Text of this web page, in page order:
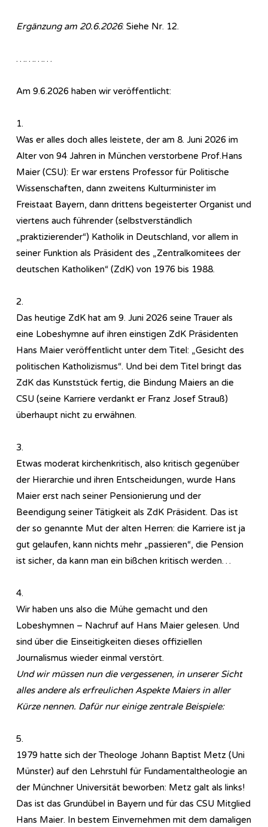
Ergänzung am 20.6.2026: Siehe Nr. 12.
…………
Am 9.6.2026 haben wir veröffentlicht:
1.
Was er alles doch alles leistete, der am 8. Juni 2026 im
Alter von 94 Jahren in München verstorbene Prof.Hans
Maier (CSU): Er war erstens Professor für Politische
Wissenschaften, dann zweitens Kulturminister im
Freistaat Bayern, dann drittens begeisterter Organist und
viertens auch führender (selbstverständlich
„praktizierender“) Katholik in Deutschland, vor allem in
seiner Funktion als Präsident des „Zentralkomitees der
deutschen Katholiken“ (ZdK) von 1976 bis 1988.
2.
Das heutige ZdK hat am 9. Juni 2026 seine Trauer als
eine Lobeshymne auf ihren einstigen ZdK Präsidenten
Hans Maier veröffentlicht unter dem Titel: „Gesicht des
politischen Katholizismus“. Und bei dem Titel bringt das
ZdK das Kunststück fertig, die Bindung Maiers an die
CSU (seine Karriere verdankt er Franz Josef Strauß)
überhaupt nicht zu erwähnen.
3.
Etwas moderat kirchenkritisch, also kritisch gegenüber
der Hierarchie und ihren Entscheidungen, wurde Hans
Maier erst nach seiner Pensionierung und der
Beendigung seiner Tätigkeit als ZdK Präsident. Das ist
der so genannte Mut der alten Herren: die Karriere ist ja
gut gelaufen, kann nichts mehr „passieren“, die Pension
ist sicher, da kann man ein bißchen kritisch werden…
4.
Wir haben uns also die Mühe gemacht und den
Lobeshymnen – Nachruf auf Hans Maier gelesen. Und
sind über die Einseitigkeiten dieses offiziellen
Journalismus wieder einmal verstört.
Und wir müssen nun die vergessenen, in unserer Sicht
alles andere als erfreulichen Aspekte Maiers in aller
Kürze nennen. Dafür nur einige zentrale Beispiele:
5.
1979 hatte sich der Theologe Johann Baptist Metz (Uni
Münster) auf den Lehrstuhl für Fundamentaltheologie an
der Münchner Universität beworben: Metz galt als links!
Das ist das Grundübel in Bayern und für das CSU Mitglied
Hans Maier. In bestem Einvernehmen mit dem damaligen